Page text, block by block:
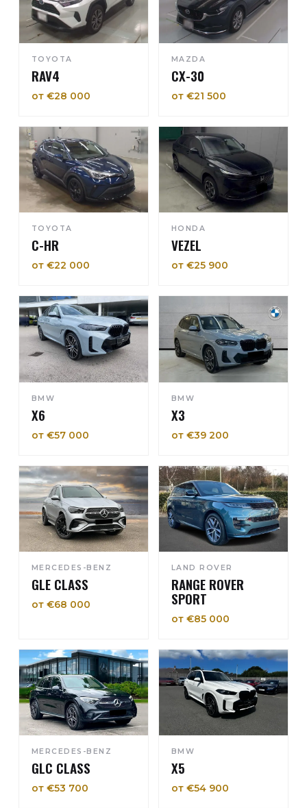
TOYOTA
RAV4
от €28 000
MAZDA
CX-30
от €21 500
TOYOTA
C-HR
от €22 000
HONDA
VEZEL
от €25 900
BMW
X6
от €57 000
BMW
X3
от €39 200
MERCEDES-BENZ
GLE CLASS
от €68 000
LAND ROVER
RANGE ROVER
SPORT
от €85 000
MERCEDES-BENZ
GLC CLASS
от €53 700
BMW
X5
от €54 900